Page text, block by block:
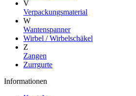
V
Verpackungsmaterial
W
Wantenspanner
Wirbel / Wirbelschäkel
Z
Zangen
Zurrgurte
Informationen